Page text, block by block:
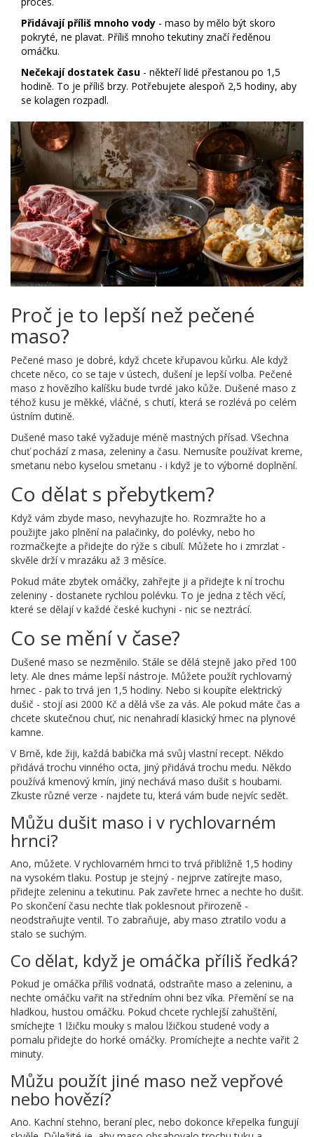
Přidávají příliš mnoho vody - maso by mělo být skoro
pokryté, ne plavat. Příliš mnoho tekutiny značí ředěnou
omáčku.
Nečekají dostatek času - někteří lidé přestanou po 1,5
hodině. To je příliš brzy. Potřebujete alespoň 2,5 hodiny, aby
se kolagen rozpadl.
Proč je to lepší než pečené
maso?
Pečené maso je dobré, když chcete křupavou kůrku. Ale když
chcete něco, co se taje v ústech, dušení je lepší volba. Pečené
maso z hovězího kalíšku bude tvrdé jako kůže. Dušené maso z
téhož kusu je měkké, vláčné, s chutí, která se rozlévá po celém
ústním dutině.
Dušené maso také vyžaduje méně mastných přísad. Všechna
chuť pochází z masa, zeleniny a času. Nemusíte používat kreme,
smetanu nebo kyselou smetanu - i když je to výborné doplnění.
Co dělat s přebytkem?
Když vám zbyde maso, nevyhazujte ho. Rozmražte ho a
použijte jako plnění na palačinky, do polévky, nebo ho
rozmačkejte a přidejte do rýže s cibulí. Můžete ho i zmrzlat -
skvěle drží v mrazáku až 3 měsíce.
Pokud máte zbytek omáčky, zahřejte ji a přidejte k ní trochu
zeleniny - dostanete rychlou polévku. To je jedna z těch věcí,
které se dělají v každé české kuchyni - nic se neztrácí.
Co se mění v čase?
Dušené maso se nezměnilo. Stále se dělá stejně jako před 100
lety. Ale dnes máme lepší nástroje. Můžete použít rychlovarný
hrnec - pak to trvá jen 1,5 hodiny. Nebo si koupíte elektrický
dušič - stojí asi 2000 Kč a dělá vše za vás. Ale pokud máte čas a
chcete skutečnou chuť, nic nenahradí klasický hrnec na plynové
kamne.
V Brně, kde žiji, každá babička má svůj vlastní recept. Někdo
přidává trochu vinného octa, jiný přidává trochu medu. Někdo
používá kmenový kmín, jiný nechává maso dušit s houbami.
Zkuste různé verze - najdete tu, která vám bude nejvíc sedět.
Můžu dušit maso i v rychlovarném
hrnci?
Ano, můžete. V rychlovarném hrnci to trvá přibližně 1,5 hodiny
na vysokém tlaku. Postup je stejný - nejprve zatírejte maso,
přidejte zeleninu a tekutinu. Pak zavřete hrnec a nechte ho dušit.
Po skončení času nechte tlak poklesnout přirozeně -
neodstraňujte ventil. To zabraňuje, aby maso ztratilo vodu a
stalo se suchým.
Co dělat, když je omáčka příliš ředká?
Pokud je omáčka příliš vodnatá, odstraňte maso a zeleninu, a
nechte omáčku vařit na středním ohni bez víka. Přemění se na
hladkou, hustou omáčku. Pokud chcete rychlejší zahuštění,
smíchejte 1 lžičku mouky s malou lžičkou studené vody a
pomalu přidejte do horké omáčky. Promíchejte a nechte vařit 2
minuty.
Můžu použít jiné maso než vepřové
nebo hovězí?
Ano. Kachní stehno, beraní plec, nebo dokonce křepelka fungují